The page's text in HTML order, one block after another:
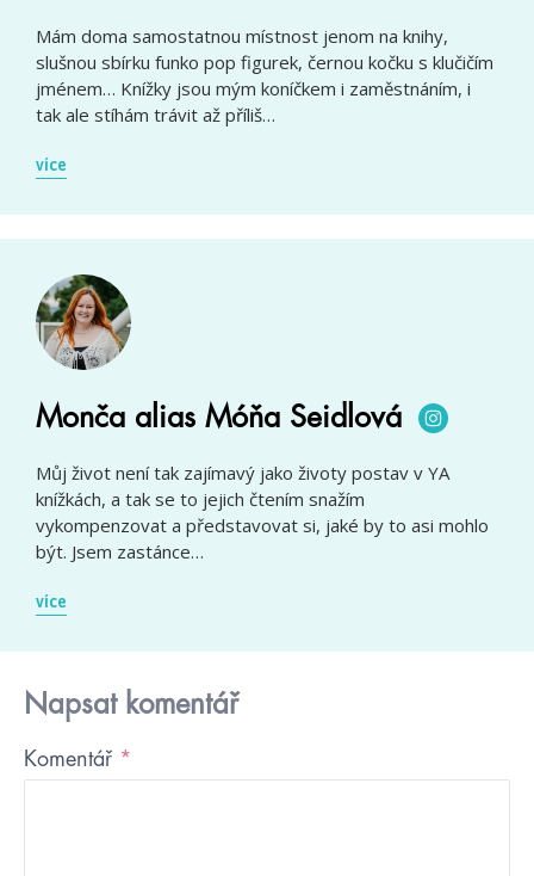
Mám doma samostatnou místnost jenom na knihy,
slušnou sbírku funko pop figurek, černou kočku s klučičím
jménem… Knížky jsou mým koníčkem i zaměstnáním, i
tak ale stíhám trávit až příliš…
více
Monča alias Móňa Seidlová
Můj život není tak zajímavý jako životy postav v YA
knížkách, a tak se to jejich čtením snažím
vykompenzovat a představovat si, jaké by to asi mohlo
být. Jsem zastánce…
více
Napsat komentář
Komentář *